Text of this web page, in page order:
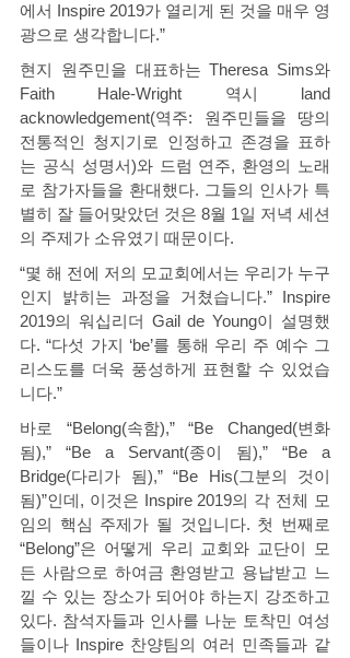
에서 Inspire 2019가 열리게 된 것을 매우 영
광으로 생각합니다.”
현지 원주민을 대표하는 Theresa Sims와
Faith Hale-Wright 역시 land
acknowledgement(역주: 원주민들을 땅의
전통적인 청지기로 인정하고 존경을 표하
는 공식 성명서)와 드럼 연주, 환영의 노래
로 참가자들을 환대했다. 그들의 인사가 특
별히 잘 들어맞았던 것은 8월 1일 저녁 세션
의 주제가 소유였기 때문이다.
“몇 해 전에 저의 모교회에서는 우리가 누구
인지 밝히는 과정을 거쳤습니다.” Inspire
2019의 워십리더 Gail de Young이 설명했
다. “다섯 가지 ‘be’를 통해 우리 주 예수 그
리스도를 더욱 풍성하게 표현할 수 있었습
니다.”
바로 “Belong(속함),” “Be Changed(변화
됨),” “Be a Servant(종이 됨),” “Be a
Bridge(다리가 됨),” “Be His(그분의 것이
됨)”인데, 이것은 Inspire 2019의 각 전체 모
임의 핵심 주제가 될 것입니다. 첫 번째로
“Belong”은 어떻게 우리 교회와 교단이 모
든 사람으로 하여금 환영받고 용납받고 느
낄 수 있는 장소가 되어야 하는지 강조하고
있다. 참석자들과 인사를 나눈 토착민 여성
들이나 Inspire 찬양팀의 여러 민족들과 같